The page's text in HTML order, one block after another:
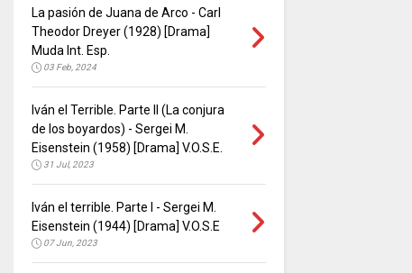
La pasión de Juana de Arco - Carl
Theodor Dreyer (1928) [Drama]
Muda Int. Esp.
03 Feb, 2024
Iván el Terrible. Parte II (La conjura
de los boyardos) - Sergei M.
Eisenstein (1958) [Drama] V.O.S.E.
31 Jul, 2023
Iván el terrible. Parte I - Sergei M.
Eisenstein (1944) [Drama] V.O.S.E
07 Jun, 2023